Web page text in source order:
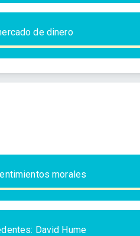
de dinero
morales
David Hume